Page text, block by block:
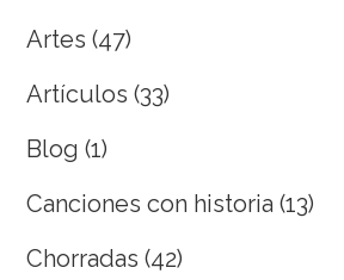
Artes (47)
Artículos (33)
Blog (1)
Canciones con historia (13)
Chorradas (42)